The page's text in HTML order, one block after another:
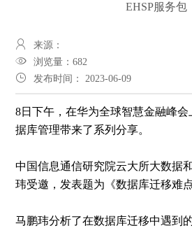
EHSP服务包
来源：
浏览量：682
发布时间： 2023-06-09
8日下午，在华为全球智慧金融峰
据库管理带来了系列分享。
中国信息通信研究院云大所大数据
玮受邀，发表题为《数据库迁移难
马鹏玮分析了在数据库迁移中遇到